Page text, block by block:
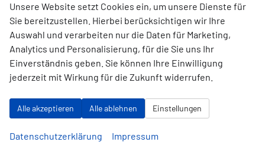
alles ausgewählt
alles ausgewählt
alles ausgewählt
Unsere Website setzt Cookies ein, um unsere Dienste für
Sie bereitzustellen. Hierbei berücksichtigen wir Ihre
Auswahl und verarbeiten nur die Daten für Marketing,
Analytics und Personalisierung, für die Sie uns Ihr
Einverständnis geben. Sie können Ihre Einwilligung
jederzeit mit Wirkung für die Zukunft widerrufen.
Alle akzeptieren Alle ablehnen Einstellungen
Datenschutzerklärung Impressum